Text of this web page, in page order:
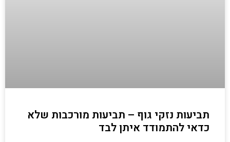
תביעות נזקי גוף – תביעות מורכבות שלא
כדאי להתמודד איתן לבד